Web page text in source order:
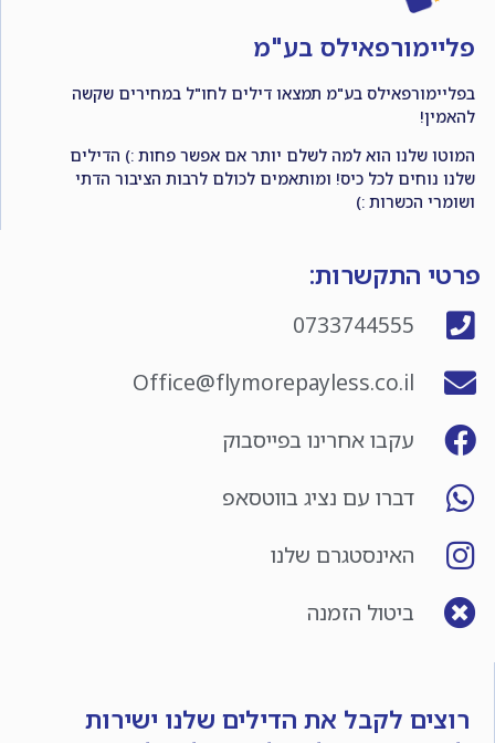
פליימורפאילס בע"מ
בפליימורפאילס בע"מ תמצאו דילים לחו"ל במחירים שקשה
להאמין!
המוטו שלנו הוא למה לשלם יותר אם אפשר פחות :) הדילים
שלנו נוחים לכל כיס! ומותאמים לכולם לרבות הציבור הדתי
ושומרי הכשרות :)
פרטי התקשרות:
0733744555
Office@flymorepayless.co.il
עקבו אחרינו בפייסבוק
דברו עם נציג בווטסאפ
האינסטגרם שלנו
ביטול הזמנה
רוצים לקבל את הדילים שלנו ישירות